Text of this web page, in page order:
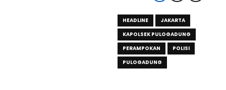
HEADLINE
JAKARTA
KAPOLSEK PULOGADUNG
PERAMPOKAN
POLISI
PULOGADUNG